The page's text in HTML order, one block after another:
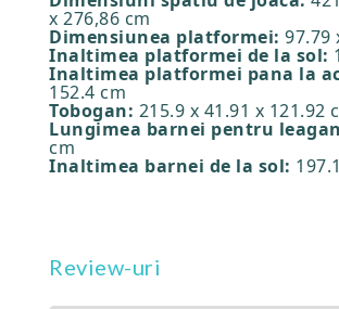
x 276,86 cm
Dimensiunea platformei: 97.79
Inaltimea platformei de la sol:
Inaltimea platformei pana la
152.4 cm
Tobogan: 215.9 x 41.91 x 121.92
Lungimea barnei pentru
cm
Inaltimea barnei de la sol:
Review-uri